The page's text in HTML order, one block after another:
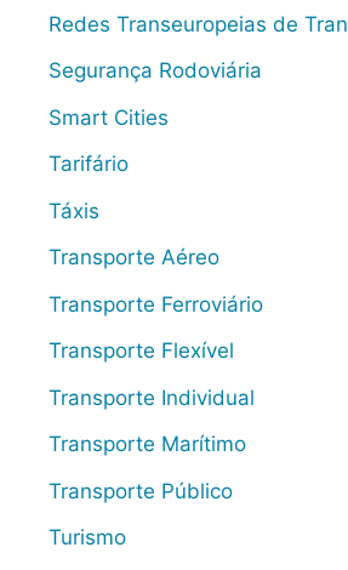
Redes Transeuropeias de
Segurança Rodoviária
Smart Cities
Tarifário
Táxis
Transporte Aéreo
Transporte Ferroviário
Transporte Flexível
Transporte Individual
Transporte Marítimo
Transporte Público
Turismo